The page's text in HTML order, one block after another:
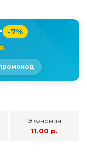
-7%
Экономия
11.00 р.